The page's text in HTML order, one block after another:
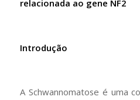
relacionada ao gene NF2
Introdução
A Schwannomatose é uma